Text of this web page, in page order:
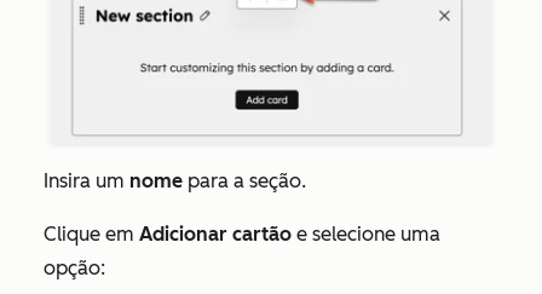
Insira um nome para a seção.
Clique em Adicionar cartão e selecione uma
opção: